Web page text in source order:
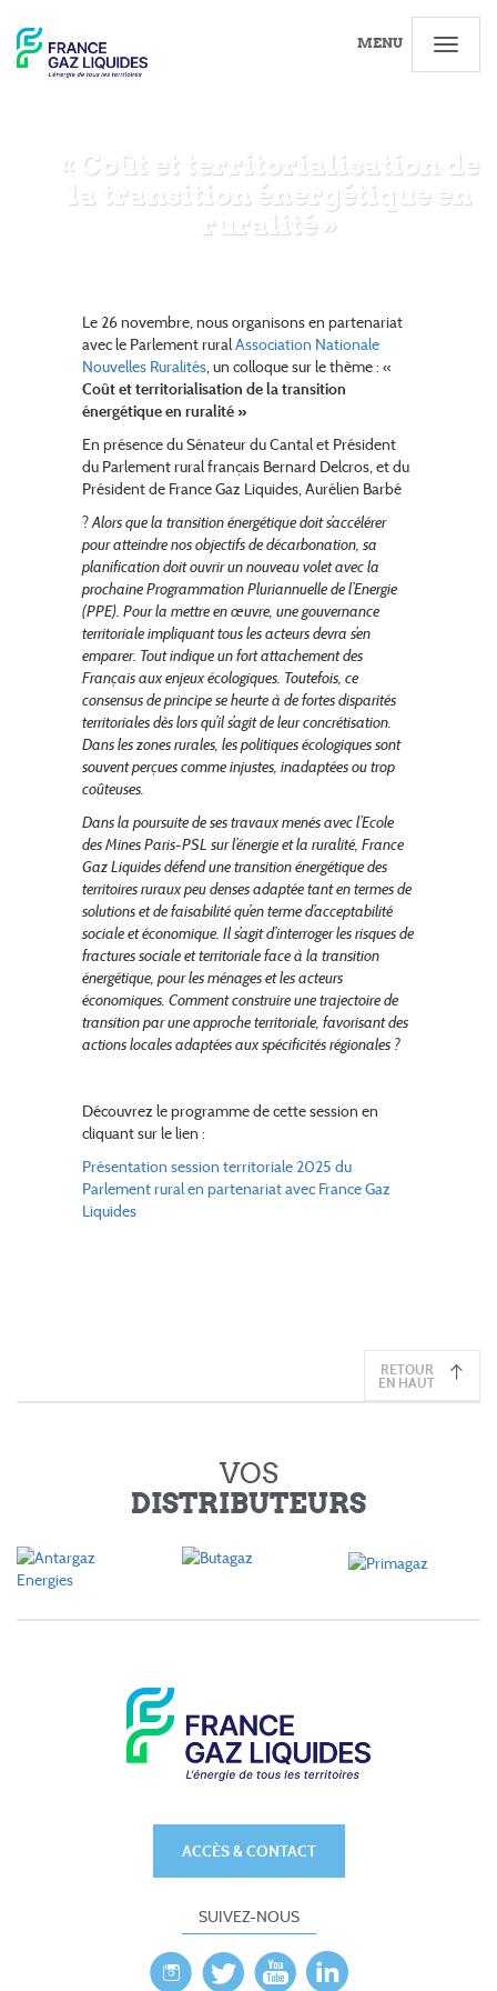
MENU
« Coût et territorialisation de
la transition énergétique en
ruralité »
Le 26 novembre, nous organisons en partenariat
avec le Parlement ruralAssociation Nationale
Nouvelles Ruralités , un colloque sur le thème : «
Coût et territorialisation de la transition
énergétiqueen ruralité »
En présence du Sénateur du Cantal et Président
du Parlement rural français Bernard Delcros, et du
Président de France Gaz Liquides, Aurélien Barbé
?Alors que la transition énergétique doit s’accélérer
pour atteindre nos objectifs de décarbonation, sa
planification doit ouvrir un nouveau volet avec la
prochaine Programmation Pluriannuelle de l’Energie
(PPE). Pour la mettre en œuvre, une gouvernance
territoriale impliquant tous les acteurs devra s’en
emparer. Tout indique un fort attachement des
Français aux enjeux écologiques. Toutefois, ce
consensus de principe se heurte à de fortes disparités
territoriales dès lors qu’il s’agit de leur concrétisation.
Dans les zones rurales, les politiques écologiques sont
souvent perçues comme injustes, inadaptées ou trop
coûteuses.
Dans la poursuite de ses travaux menés avec l’Ecole
des Mines Paris-PSL sur l’énergie et la ruralité, France
Gaz Liquides défend une transition énergétique des
territoires ruraux peu denses adaptée tant en termes de
solutions et de faisabilité qu’en terme d’acceptabilité
sociale et économique. Il s’agit d’interroger les risques de
fractures sociale et territoriale face à la transition
énergétique, pour les ménages et les acteurs
économiques. Comment construire une trajectoire de
transition par une approche territoriale, favorisant des
actions locales adaptées aux spécificités régionales ?
Découvrez le programme de cette session en
cliquant sur le lien :
Présentation session territoriale 2025 du
Parlement rural en partenariat avec France Gaz
Liquides
RETOUR
EN HAUT
VOS
DISTRIBUTEURS
ACCÈS & CONTACT
SUIVEZ-NOUS